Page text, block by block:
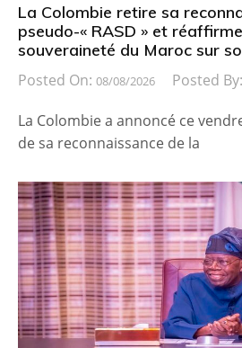
La Colombie retire sa
pseudo-« RASD » et
souveraineté du Maroc sur
Posted On: 08/08/2026 Posted By:
La Colombie a annoncé ce
de sa reconnaissance de la